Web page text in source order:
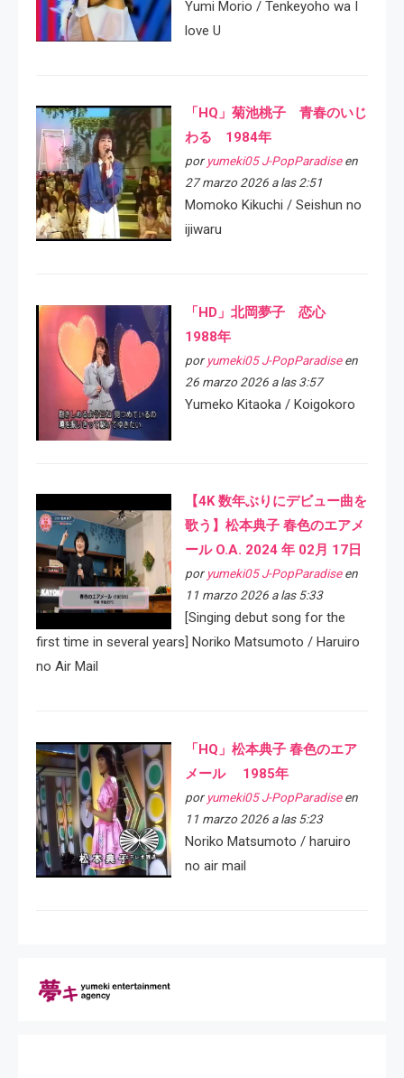
Yumi Morio / Tenkeyoho wa I
love U
「HQ」菊池桃子 青春のいじ
わる 1984年
por yumeki05 J-PopParadiseen
27 marzo 2026 a las 2:51
Momoko Kikuchi / Seishun no
ijiwaru
「HD」北岡夢子 恋心
1988年
por yumeki05 J-PopParadiseen
26 marzo 2026 a las 3:57
Yumeko Kitaoka / Koigokoro
【4K 数年ぶりにデビュー曲を
歌う】松本典子 春色のエアメ
ール O.A. 2024 年 02月 17日
por yumeki05 J-PopParadiseen
11 marzo 2026 a las 5:33
[Singing debut song for the
first time in several years] Noriko Matsumoto / Haruiro
no Air Mail
「HQ」松本典子 春色のエア
メール 1985年
por yumeki05 J-PopParadiseen
11 marzo 2026 a las 5:23
Noriko Matsumoto / haruiro
no air mail